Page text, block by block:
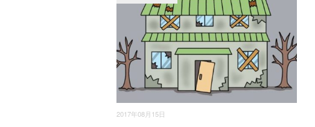
2017年08月15日